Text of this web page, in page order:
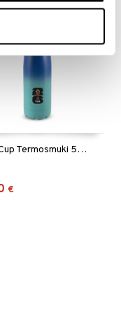
World Cup Termosmuki 500 ml Sininen
€